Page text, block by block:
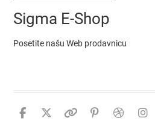
Sigma E-Shop
Posetite našu Web prodavnicu
facebook
twitter
google